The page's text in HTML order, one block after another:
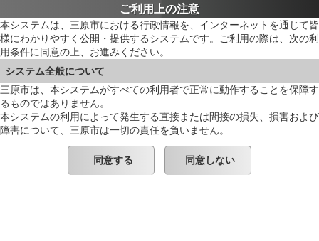
ご利用上の注意
本システムは、三原市における行政情報を、インターネットを通じて皆
様にわかりやすく公開・提供するシステムです。ご利用の際は、次の利
用条件に同意の上、お進みください。
システム全般について
三原市は、本システムがすべての利用者で正常に動作することを保障す
るものではありません。
本システムの利用によって発生する直接または間接の損失、損害および
障害について、三原市は一切の責任を負いません。
同意する 同意しない